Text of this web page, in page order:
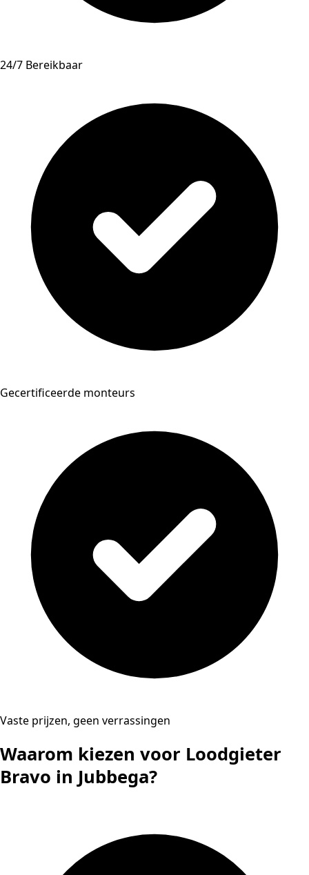
24/7 Bereikbaar
Gecertificeerde monteurs
Vaste prijzen, geen verrassingen
Waarom kiezen voor Loodgieter
Bravo in Jubbega?